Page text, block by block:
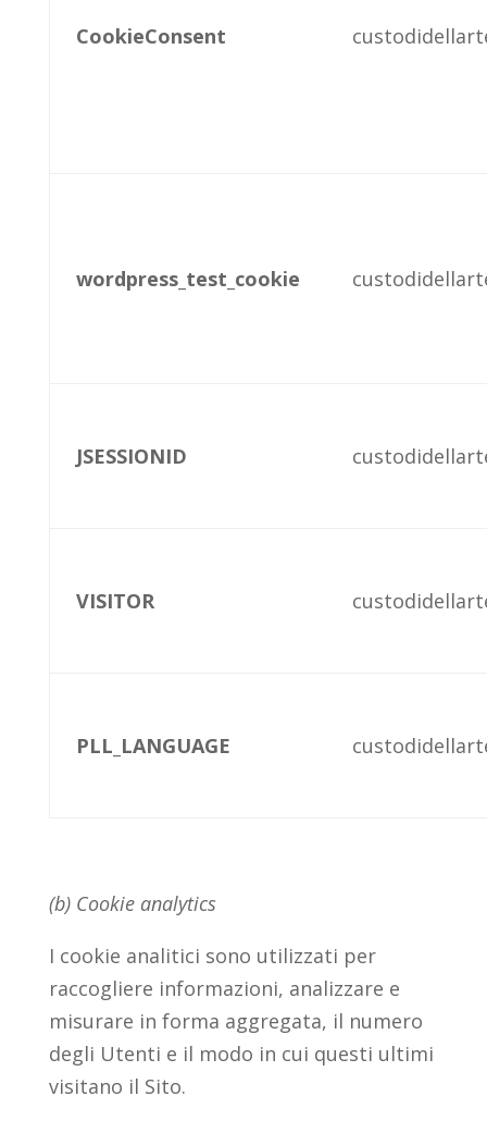
CookieConsent
wordpress_test_cookie
JSESSIONID
VISITOR
PLL_LANGUAGE
(b) Cookie analytics
I cookie analitici sono utilizzati per
raccogliere informazioni, analizzare e
misurare in forma aggregata, il numero
degli Utenti e il modo in cui questi ultimi
visitano il Sito.